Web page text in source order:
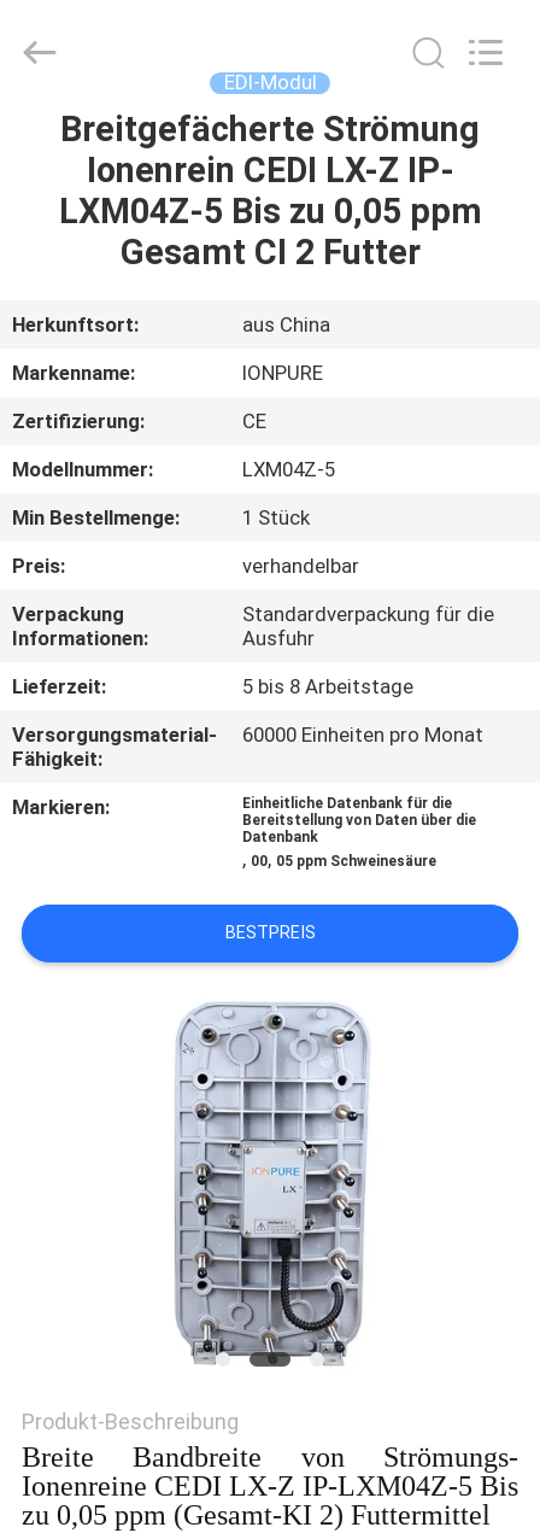
HAUS
PRODUKTE
UNS
AUSFLUG
QUALITÄTSKONTROLLE
TRETEN
SIE
MIT
UNS
IN
VERBINDUNG
FORDERN
EDI-Modul
Breitgefächerte Strömung
Ionenrein CEDI LX-Z IP-
LXM04Z-5 Bis zu 0,05 ppm
Gesamt CI 2 Futter
Herkunftsort:
aus China
Markenname:
IONPURE
Zertifizierung:
CE
Modellnummer:
LXM04Z-5
Min Bestellmenge:
1 Stück
Preis:
verhandelbar
Verpackung
Informationen:
Standardverpackung für die
Ausfuhr
Lieferzeit:
5 bis 8 Arbeitstage
Versorgungsmaterial-
Fähigkeit:
60000 Einheiten pro Monat
Markieren:
Einheitliche Datenbank für die
Bereitstellung von Daten über die
Datenbank
, 00, 05 ppm Schweinesäure
BESTPREIS
Produkt-Beschreibung
Breite Bandbreite von Strömungs-
Ionenreine CEDI LX-Z IP-LXM04Z-5 Bis
zu 0,05 ppm (Gesamt-KI 2) Futtermittel